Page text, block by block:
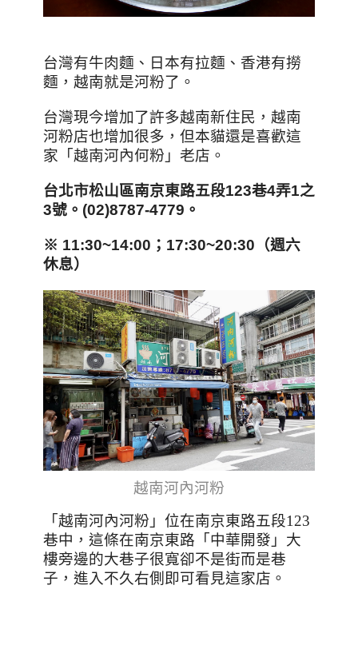
台灣有牛肉麵、日本有拉麵、香港有撈
麵，越南就是河粉了。
台灣現今增加了許多越南新住民，越南
河粉店也增加很多，但本貓還是喜歡這
家「越南河內何粉」老店 。
台北市松山區南京東路五段123巷4弄1之
3號。(02)8787-4779 。
※ 11:30~14:00 ；17:30~20:30 （週六
休息）
越南河內河粉
「越南河內河粉」位在南京東路五段123
巷中，這條在南京東路「中華開發」大
樓旁邊的大巷子很寬卻不是街而是巷
子，進入不久右側即可看見這家店。